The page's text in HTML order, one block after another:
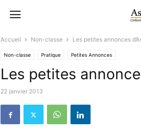
Accueil Non-classe Les petites annonces
Non-classe Pratique Petites Annonces
Les petites
22 janvier 2013